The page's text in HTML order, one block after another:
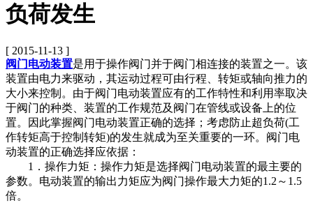
负荷发生
[ 2015-11-13 ]
阀门电动装置是用于操作阀门并于阀门相连接的装置之一。该
装置由电力来驱动，其运动过程可由行程、转矩或轴向推力的
大小来控制。由于阀门电动装置应有的工作特性和利用率取决
于阀门的种类、装置的工作规范及阀门在管线或设备上的位
置。因此掌握阀门电动装置正确的选择；考虑防止超负荷(工
作转矩高于控制转矩)的发生就成为至关重要的一环。阀门电
动装置的正确选择应依据：
1．操作力矩：操作力矩是选择阀门电动装置的最主要的
参数。电动装置的输出力矩应为阀门操作最大力矩的1.2～1.5
倍。